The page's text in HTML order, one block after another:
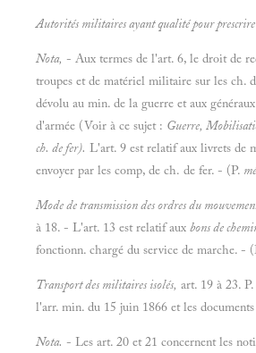
Autorités militaires ayant qualité pour prescrire
Nota, - Aux termes de l'art. 6, le droit de
troupes et de matériel militaire sur les ch.
dévolu au min. de la guerre et aux
d'armée (Voir à ce sujet : Guerre,
ch. de fer). L'art. 9 est relatif aux livrets de
envoyer par les comp, de ch. de fer. - (P.
Mode de transmission des ordres du
à 18. - L'art. 13 est relatif aux bons de
fonctionn. chargé du service de marche. -
Transport des militaires isolés, art. 19 à 23.
l'arr. min. du 15 juin 1866 et les
Nota. - Les art. 20 et 21 concernent les